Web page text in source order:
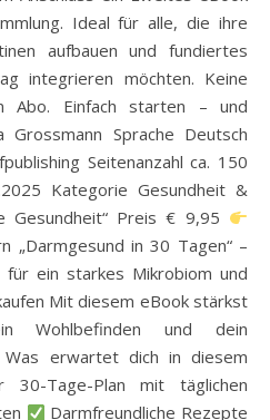
Ideal für alle, die ihre
aufbauen und fundiertes
integrieren möchten. Keine
Abo. Einfach starten – und
Sprache Deutsch
Seitenanzahl ca. 150
Kategorie Gesundheit &
Gesundheit“ Preis € 9,95
„Darmgesund in 30 Tagen“ –
für ein starkes Mikrobiom und
Mit diesem eBook stärkst
Wohlbefinden und dein
Was erwartet dich in diesem
30-Tage-Plan mit täglichen
Darmfreundliche Rezepte